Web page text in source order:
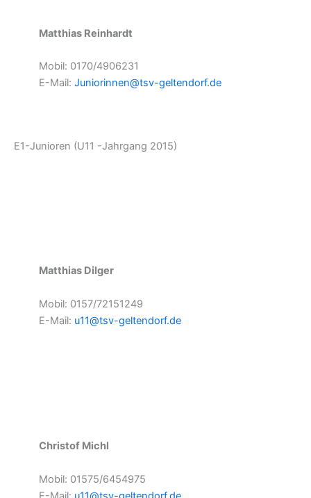
Matthias Reinhardt
Mobil: 0170/4906231
E-Mail:Juniorinnen@tsv-geltendorf.de
E1-Junioren (U11 -Jahrgang 2015)
Matthias Dilger
Mobil: 0157/72151249
E-Mail: u11@tsv-geltendorf.de
Christof Michl
Mobil: 01575/6454975